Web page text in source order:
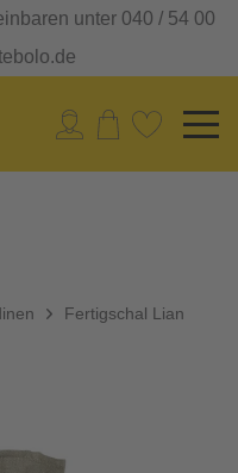
unter 040 / 54 00
Fertigschal Lian